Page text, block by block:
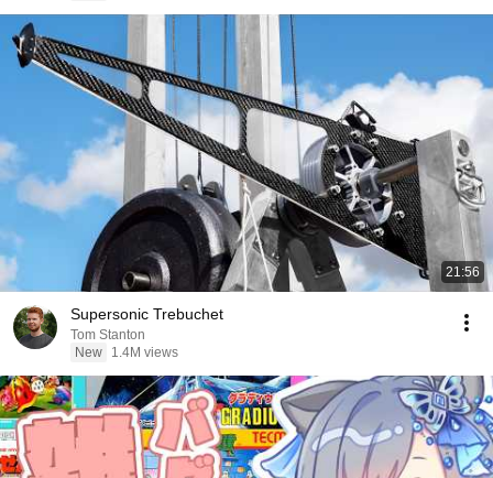
21:56
Supersonic Trebuchet
Tom Stanton
New
1.4M views